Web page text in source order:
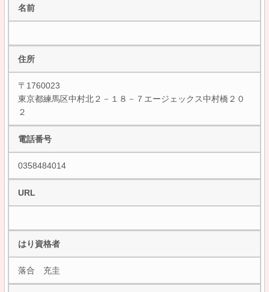
名前
住所
〒1760023
東京都練馬区中村北２－１８－７エージェックス中村橋２０
２
電話番号
0358484014
URL
はり資格者
落合 充圭